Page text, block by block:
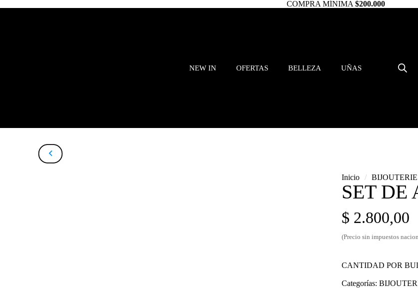
COMPRA MÍNIMA $200.000
NEW IN OFERTAS BELLEZA UÑAS
Inicio / BIJOUTERIE
SET DE
$ 2.800,00
(Precio sin impuestos
CANTIDAD POR
Categorías: